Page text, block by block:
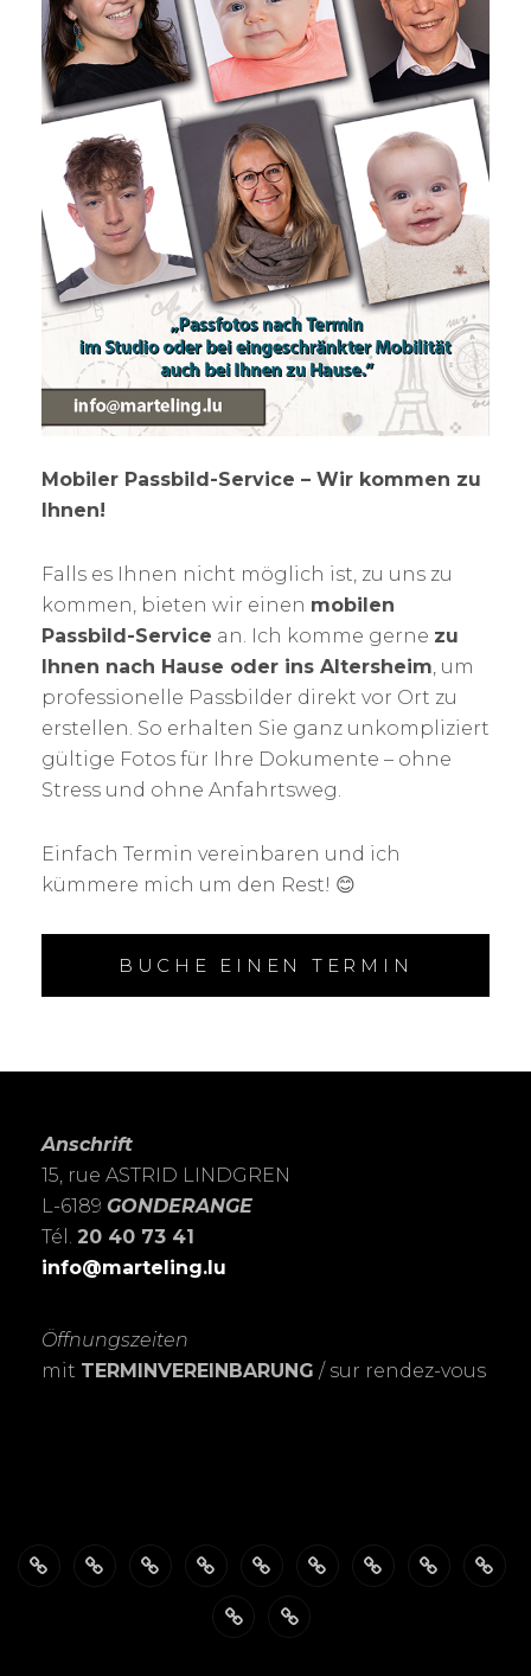
Mobiler Passbild-Service – Wir kommen zu
Ihnen!
Falls es Ihnen nicht möglich ist, zu uns zu
kommen, bieten wir einen mobilen
Passbild-Service an. Ich komme gerne zu
Ihnen nach Hause oder ins Altersheim , um
professionelle Passbilder direkt vor Ort zu
erstellen. So erhalten Sie ganz unkompliziert
gültige Fotos für Ihre Dokumente – ohne
Stress und ohne Anfahrtsweg.
Einfach Termin vereinbaren und ich
kümmere mich um den Rest! 😊
BUCHE EINEN TERMIN
Anschrift
15, rue ASTRID LINDGREN
L-6189 GONDERANGE
Tél. 20 40 73 41
info@marteling.lu
Öffnungszeiten
mit TERMINVEREINBARUNG / sur rendez-vous
FotoSTUDIO
Schnell